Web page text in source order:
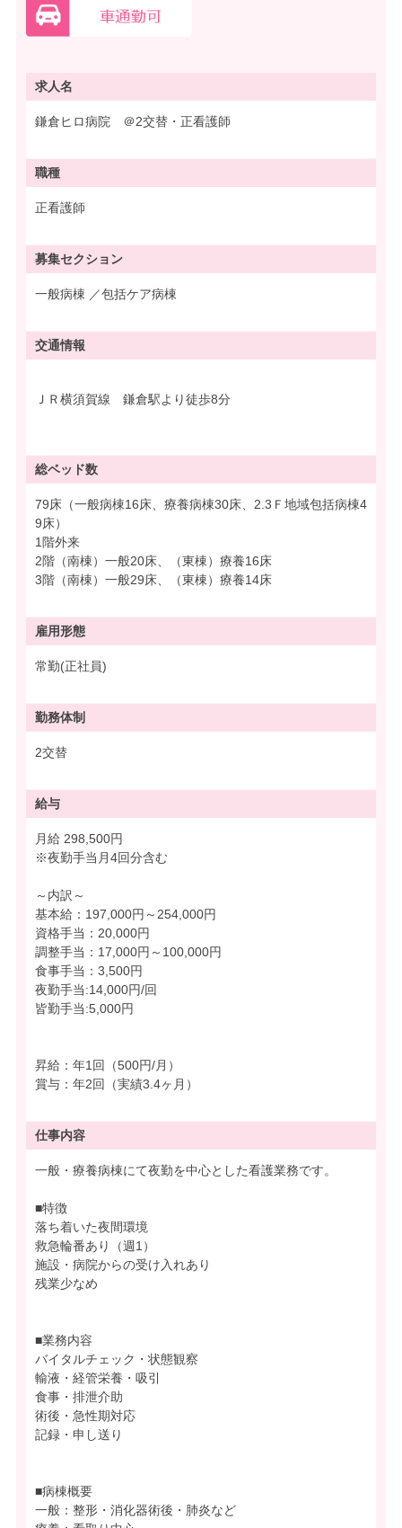
求人名
鎌倉ヒロ病院 ＠2交替・正看護師
職種
正看護師
募集セクション
一般病棟 ／包括ケア病棟
交通情報
ＪＲ横須賀線 鎌倉駅より徒歩8分
総ベッド数
79床（一般病棟16床、療養病棟30床、2.3Ｆ地域包括病棟4
9床）
1階外来
2階（南棟）一般20床、（東棟）療養16床
3階（南棟）一般29床、（東棟）療養14床
雇用形態
常勤(正社員)
勤務体制
2交替
給与
月給 298,500円
※夜勤手当月4回分含む
～内訳～
基本給：197,000円～254,000円
資格手当：20,000円
調整手当：17,000円～100,000円
食事手当：3,500円
夜勤手当:14,000円/回
皆勤手当:5,000円
昇給：年1回（500円/月）
賞与：年2回（実績3.4ヶ月）
仕事内容
一般・療養病棟にて夜勤を中心とした看護業務です。
■特徴
落ち着いた夜間環境
救急輪番あり（週1）
施設・病院からの受け入れあり
残業少なめ
■業務内容
バイタルチェック・状態観察
輸液・経管栄養・吸引
食事・排泄介助
術後・急性期対応
記録・申し送り
■病棟概要
一般：整形・消化器術後・肺炎など